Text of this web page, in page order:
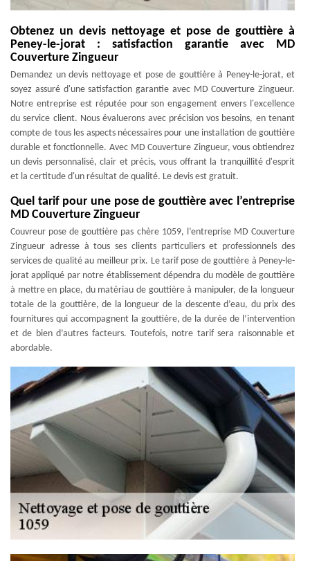
Obtenez un devis nettoyage et pose de gouttière à
Peney-le-jorat : satisfaction garantie avec MD
Couverture Zingueur
Demandez un devis nettoyage et pose de gouttière à Peney-le-jorat, et
soyez assuré d'une satisfaction garantie avec MD Couverture Zingueur.
Notre entreprise est réputée pour son engagement envers l'excellence
du service client. Nous évaluerons avec précision vos besoins, en tenant
compte de tous les aspects nécessaires pour une installation de gouttière
durable et fonctionnelle. Avec MD Couverture Zingueur, vous obtiendrez
un devis personnalisé, clair et précis, vous offrant la tranquillité d'esprit
et la certitude d'un résultat de qualité. Le devis est gratuit.
Quel tarif pour une pose de gouttière avec l’entreprise
MD Couverture Zingueur
Couvreur pose de gouttière pas chère 1059, l’entreprise MD Couverture
Zingueur adresse à tous ses clients particuliers et professionnels des
services de qualité au meilleur prix. Le tarif pose de gouttière à Peney-le-
jorat appliqué par notre établissement dépendra du modèle de gouttière
à mettre en place, du matériau de gouttière à manipuler, de la longueur
totale de la gouttière, de la longueur de la descente d’eau, du prix des
fournitures qui accompagnent la gouttière, de la durée de l’intervention
et de bien d’autres facteurs. Toutefois, notre tarif sera raisonnable et
abordable.